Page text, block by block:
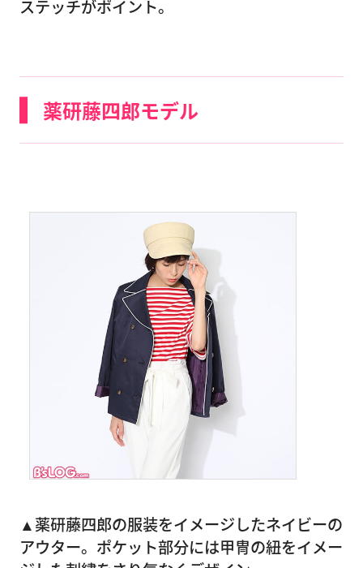
ステッチがポイント。
薬研藤四郎モデル
▲薬研藤四郎の服装をイメージしたネイビーの
アウター。ポケット部分には甲冑の紐をイメー